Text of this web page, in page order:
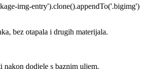
img-
bez otapala i drugih materijala.
dodjele s baznim uljem.